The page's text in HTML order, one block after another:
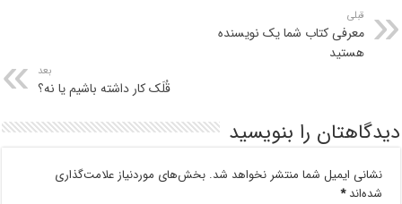
قبلی
معرفی کتاب شما یک نویسنده
هستید
بعد
قُلَک کار داشته باشیم یا نه؟
دیدگاهتان را بنویسید
نشانی ایمیل شما منتشر نخواهد شد. بخش‌های موردنیاز علامت‌گذاری
شده‌اند*